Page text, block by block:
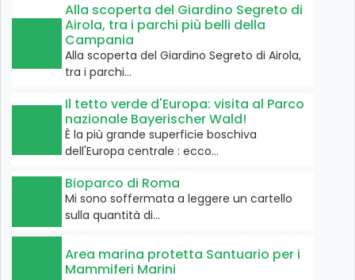
Alla scoperta del Giardino Segreto di
Airola, tra i parchi più belli della
Campania
Alla scoperta del Giardino Segreto di Airola,
tra i parchi…
Il tetto verde d'Europa: visita al Parco
nazionale Bayerischer Wald!
È la più grande superficie boschiva
dell'Europa centrale : ecco…
Bioparco di Roma
Mi sono soffermata a leggere un cartello
sulla quantità di…
Area marina protetta Santuario per i
Mammiferi Marini